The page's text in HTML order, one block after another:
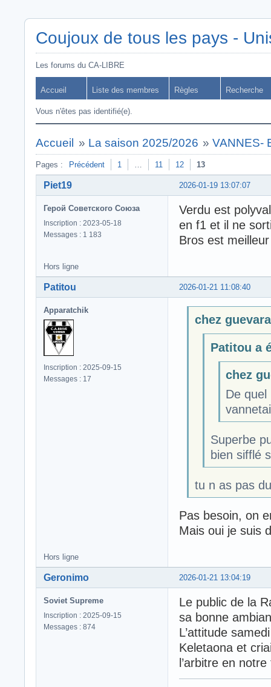
Coujoux de tous les pays -
Les forums du CA-LIBRE
Accueil Liste des membres Règles Recherche
Vous n'êtes pas identifié(e).
Accueil » La saison 2025/2026 »VANNES-
Pages : Précédent 1 … 11 12 13
2026-01-19 13:07:07
Piet19
Герой Советского Союза
Inscription : 2023-05-18
Messages : 1 183
Verdu est
en f1 et il ne
Bros est meilleur
Hors ligne
2026-01-21 11:08:40
Patitou
Apparatchik
Inscription : 2025-09-15
Messages : 17
chez
Patitou a
chez
De quel
Superbe
bien sifflé
tu n as pas
Pas besoin, on
Mais oui je suis
Hors ligne
2026-01-21 13:04:19
Geronimo
Soviet Supreme
Inscription : 2025-09-15
Messages : 874
Le public de la
sa bonne
L’attitude
Keletaona et
l’arbitre en